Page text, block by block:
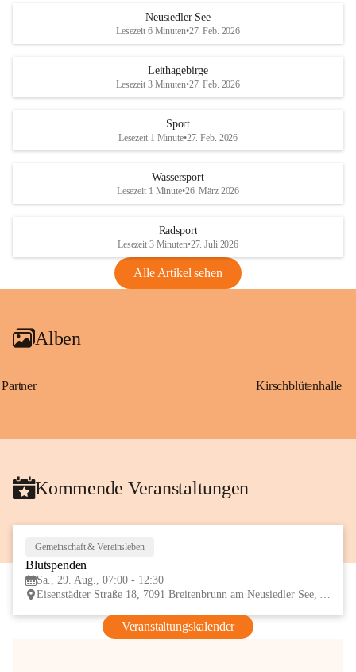
S
und den daraus folgenden wirtschaftlichen
Maßnahmen zur Bekämpfung
Rebe und der Amerikanischen
Anhang VBl. EU Nr. 18
1 Seite•1,4 MB
VBl. EU Nr. 18_2026
r
S
Neusiedler See
Lesezeit 6 Minuten•27. Feb. 2026
Leithagebirge
Lesezeit 3 Minuten•27. Feb. 2026
Sport
Lesezeit 1 Minute•27. Feb. 2026
Wassersport
Lesezeit 1 Minute•26. März 2026
Radsport
Lesezeit 3 Minuten•27. Juli 2026
Alle Artikel sehen
Alben
Partner Kirschblütenhalle
Kommende Veranstaltungen
Gemeinschaft & Vereinsleben
Blutspenden
Sa., 29. Aug., 07:00 - 12:30
Eisenstädter Straße 18, 7091 Breitenbrunn am Neusiedler See, AUT
Veranstaltungskalender